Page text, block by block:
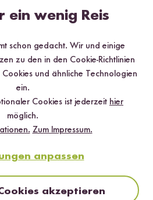
hilfreich
wahnsinnig lecker! Super feine
ein wenig Reis
schon gedacht. Wir und einige
zu den in den Cookie-Richtlinien
und ähnliche Technologien
ein.
Cookies ist jederzeit hier
möglich.
Zum Impressum.
anpassen
akzeptieren